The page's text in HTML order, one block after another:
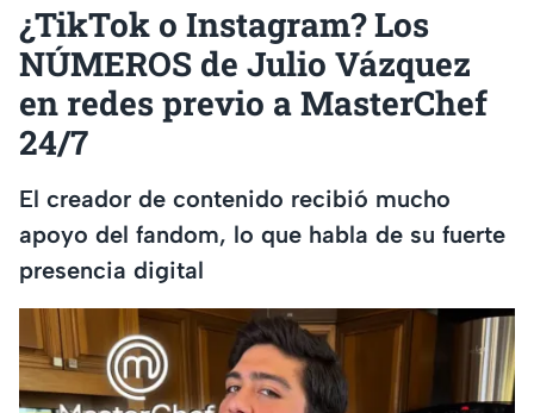
¿TikTok o Instagram? Los
NÚMEROS de Julio Vázquez
en redes previo a MasterChef
24/7
El creador de contenido recibió mucho
apoyo del fandom, lo que habla de su fuerte
presencia digital